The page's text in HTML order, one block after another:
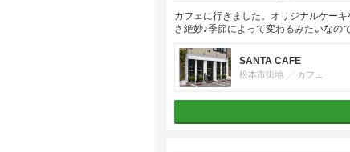
カフェに行きました。オリジナルケー
さ絶妙♪季節によって変わるみたいなの
SANTA CAFE
松本市街地 カフェ